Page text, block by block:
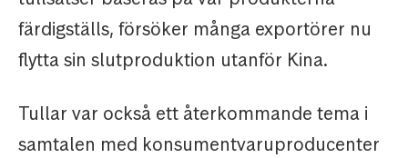
färdigställs, försöker många exportörer nu
flytta sin slutproduktion utanför Kina.
Tullar var också ett återkommande tema i
samtalen med konsumentvaruproducenter